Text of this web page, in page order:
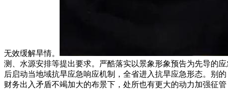
无效缓解旱情。
测、水源安排等提出要求。严酷落实以景象形象预告为先导的
后启动当地域抗旱应急响应机制，全省进入抗旱应急形态。别
财务出入矛盾不竭加大的布景下，处所也有更大的动力加强征